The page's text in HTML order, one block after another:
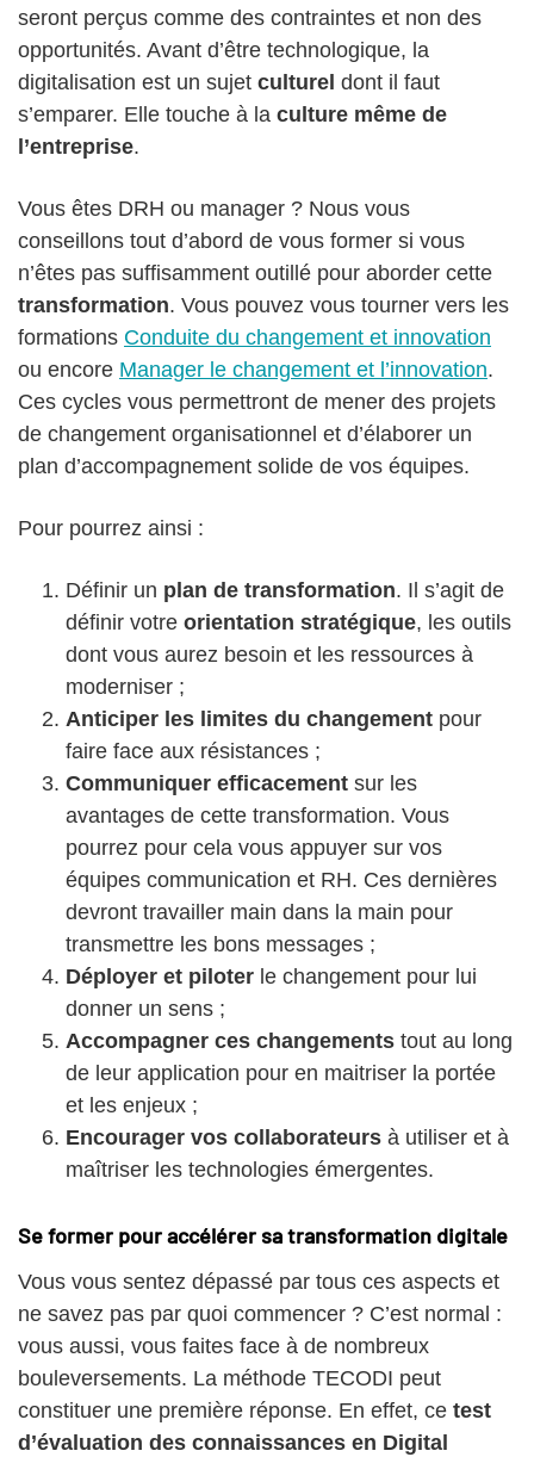
seront perçus comme des contraintes et non des
opportunités. Avant d’être technologique, la
digitalisation est un sujet culturel dont il faut
s’emparer. Elle touche à la culture même de
l’entreprise.
Vous êtes DRH ou manager ? Nous vous
conseillons tout d’abord de vous former si vous
n’êtes pas suffisamment outillé pour aborder cette
transformation. Vous pouvez vous tourner vers les
formations Conduite du changement et innovation
ou encore Manager le changement et l’innovation.
Ces cycles vous permettront de mener des projets
de changement organisationnel et d’élaborer un
plan d’accompagnement solide de vos équipes.
Pour pourrez ainsi :
Définir un plan de transformation. Il s’agit de
définir votre orientation stratégique, les outils
dont vous aurez besoin et les ressources à
moderniser ;
Anticiper les limites du changement pour
faire face aux résistances ;
Communiquer efficacement sur les
avantages de cette transformation. Vous
pourrez pour cela vous appuyer sur vos
équipes communication et RH. Ces dernières
devront travailler main dans la main pour
transmettre les bons messages ;
Déployer et piloter le changement pour lui
donner un sens ;
Accompagner ces changements tout au long
de leur application pour en maitriser la portée
et les enjeux ;
Encourager vos collaborateurs à utiliser et à
maîtriser les technologies émergentes.
Se former pour accélérer sa transformation digitale
Vous vous sentez dépassé par tous ces aspects et
ne savez pas par quoi commencer ? C’est normal :
vous aussi, vous faites face à de nombreux
bouleversements. La méthode TECODI peut
constituer une première réponse. En effet, ce test
d’évaluation des connaissances en Digital